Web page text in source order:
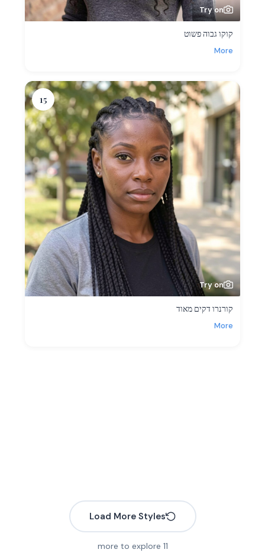
Try on
קוקו גבוה פשוט
More
15
Try on
קורנרו דקים מאוד
More
Load More Styles
11